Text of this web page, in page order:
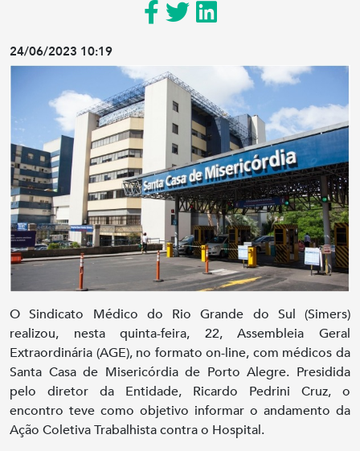
24/06/2023 10:19
O Sindicato Médico do Rio Grande do Sul (Simers)
realizou, nesta quinta-feira, 22, Assembleia Geral
Extraordinária (AGE), no formato on-line, com médicos da
Santa Casa de Misericórdia de Porto Alegre. Presidida
pelo diretor da Entidade, Ricardo Pedrini Cruz, o
encontro teve como objetivo informar o andamento da
Ação Coletiva Trabalhista contra o Hospital.